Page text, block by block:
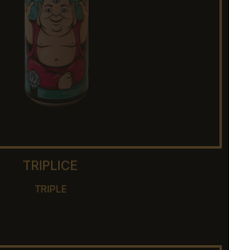
TRIPLICE
TRIPLICE
TRIPLE